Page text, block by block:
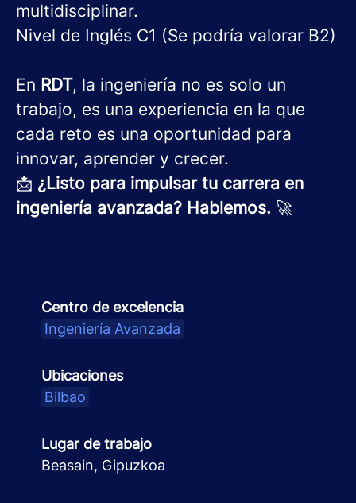
multidisciplinar.
Nivel de Inglés C1 (Se podría valorar B2)
En RDT, la ingeniería no es solo un
trabajo, es una experiencia en la que
cada reto es una oportunidad para
innovar, aprender y crecer.
📩 ¿Listo para impulsar tu carrera en
ingeniería avanzada? Hablemos. 🚀
Centro de excelencia
Ingeniería Avanzada
Ubicaciones
Bilbao
Lugar de trabajo
Beasain, Gipuzkoa